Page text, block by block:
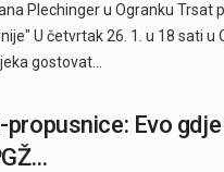
Plechinger u Ogranku
U četvrtak 26. 1. u 18 sati u
gostovat…
propusnice: Evo